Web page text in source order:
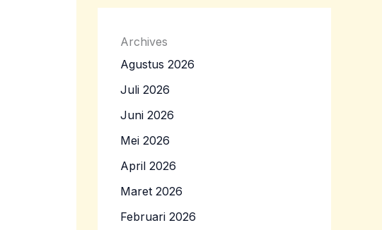
Archives
Agustus 2026
Juli 2026
Juni 2026
Mei 2026
April 2026
Maret 2026
Februari 2026